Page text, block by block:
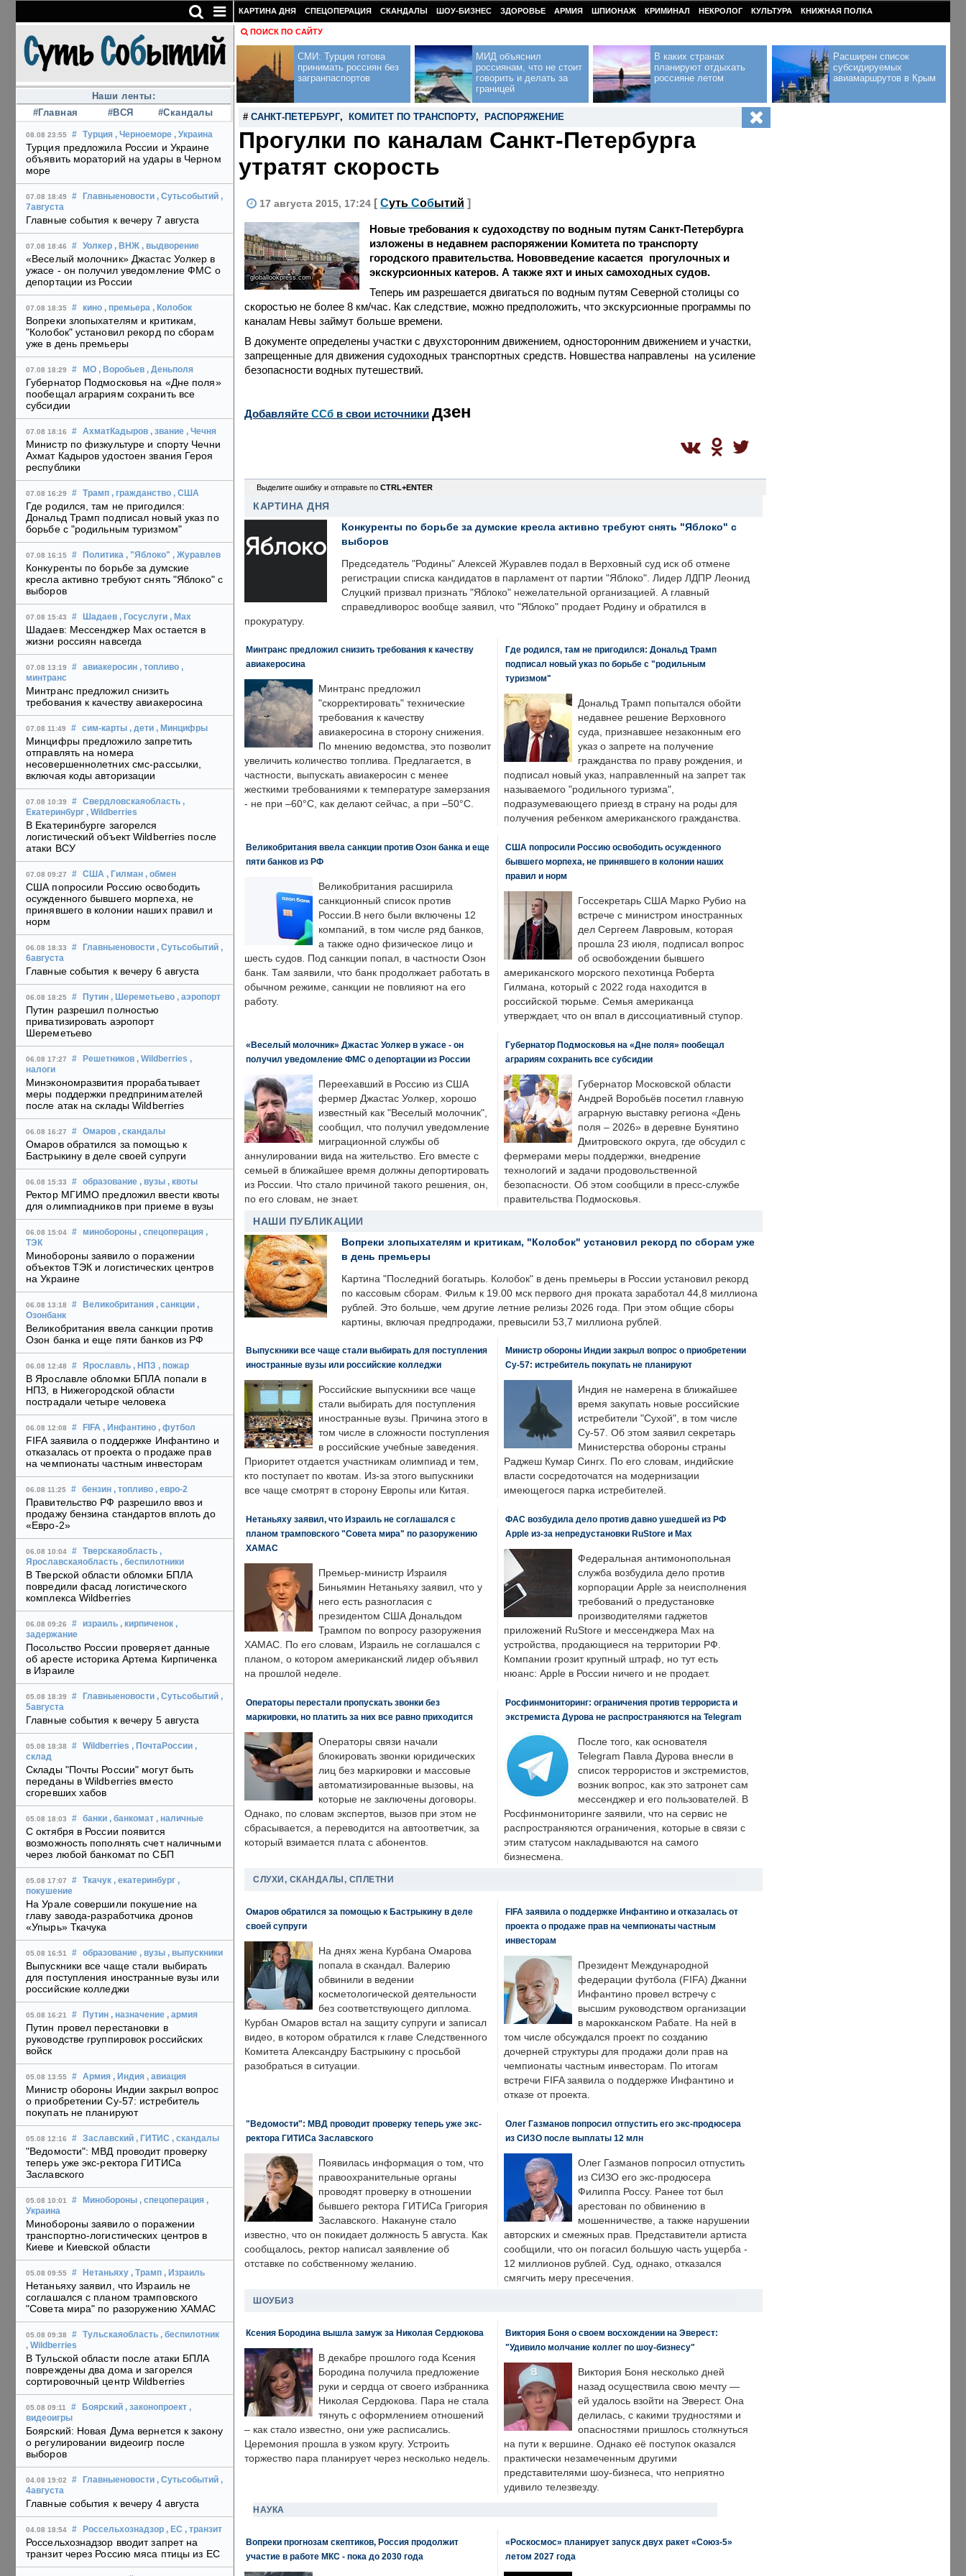
Наши ленты:
#Главная
#ВСЯ #Скандалы
08.08 23:55 # Турция , Черноеморе , Украина
Турция предложила России и Украине
объявить мораторий на удары в Черном
море
07.08 18:49 # Главныеновости , Сутьсобытий ,
7августа
Главные события к вечеру 7 августа
07.08 18:46 # Уолкер , ВНЖ , выдворение
«Веселый молочник» Джастас Уолкер в
ужасе - он получил уведомление ФМС о
депортации из России
07.08 18:35 # кино , премьера , Колобок
Вопреки злопыхателям и критикам,
"Колобок" установил рекорд по сборам
уже в день премьеры
07.08 18:29 # МО , Воробьев , Деньполя
Губернатор Подмосковья на «Дне поля»
пообещал аграриям сохранить все
субсидии
07.08 18:16 # АхматКадыров , звание , Чечня
Министр по физкультуре и спорту Чечни
Ахмат Кадыров удостоен звания Героя
республики
07.08 16:29 # Трамп , гражданство , США
Где родился, там не пригодился:
Дональд Трамп подписал новый указ по
борьбе с "родильным туризмом"
07.08 16:15 # Политика , "Яблоко" , Журавлев
Конкуренты по борьбе за думские
кресла активно требуют снять "Яблоко" с
выборов
07.08 15:43 # Шадаев , Госуслуги , Max
Шадаев: Мессенджер Max остается в
жизни россиян навсегда
07.08 13:19 # авиакеросин , топливо ,
минтранс
Минтранс предложил снизить
требования к качеству авиакеросина
07.08 11:49 # сим-карты , дети , Минцифры
Минцифры предложило запретить
отправлять на номера
несовершеннолетних смс-рассылки,
включая коды авторизации
07.08 10:39 # Свердловскаяобласть ,
Екатеринбург , Wildberries
В Екатеринбурге загорелся
логистический объект Wildberries после
атаки ВСУ
07.08 09:27 # США , Гилман , обмен
США попросили Россию освободить
осужденного бывшего морпеха, не
принявшего в колонии наших правил и
норм
06.08 18:33 # Главныеновости , Сутьсобытий ,
6августа
Главные события к вечеру 6 августа
06.08 18:25 # Путин , Шереметьево , аэропорт
Путин разрешил полностью
приватизировать аэропорт
Шереметьево
06.08 17:27 # Решетников , Wildberries ,
налоги
Минэкономразвития прорабатывает
меры поддержки предпринимателей
после атак на склады Wildberries
06.08 16:27 # Омаров , скандалы
Омаров обратился за помощью к
Бастрыкину в деле своей супруги
06.08 15:33 # образование , вузы , квоты
Ректор МГИМО предложил ввести квоты
для олимпиадников при приеме в вузы
06.08 15:04 # минобороны , спецоперация ,
ТЭК
Минобороны заявило о поражении
объектов ТЭК и логистических центров
на Украине
06.08 13:18 # Великобритания , санкции ,
Озонбанк
Великобритания ввела санкции против
Озон банка и еще пяти банков из РФ
06.08 12:48 # Ярославль , НПЗ , пожар
В Ярославле обломки БПЛА попали в
НПЗ, в Нижегородской области
пострадали четыре человека
06.08 12:08 # FIFA , Инфантино , футбол
FIFA заявила о поддержке Инфантино и
отказалась от проекта о продаже прав
на чемпионаты частным инвесторам
06.08 11:25 # бензин , топливо , евро-2
Правительство РФ разрешило ввоз и
продажу бензина стандартов вплоть до
«Евро-2»
06.08 10:04 # Тверскаяобласть ,
Ярославскаяобласть , беспилотники
В Тверской области обломки БПЛА
повредили фасад логистического
комплекса Wildberries
06.08 09:26 # израиль , кирпиченок ,
задержание
Посольство России проверяет данные
об аресте историка Артема Кирпиченка
в Израиле
05.08 18:39 # Главныеновости , Сутьсобытий ,
5августа
Главные события к вечеру 5 августа
05.08 18:38 # Wildberries , ПочтаРоссии ,
склад
Склады "Почты России" могут быть
переданы в Wildberries вместо
сгоревших хабов
05.08 18:03 # банки , банкомат , наличные
С октября в России появится
возможность пополнять счет наличными
через любой банкомат по СБП
05.08 17:07 # Ткачук , екатеринбург ,
покушение
На Урале совершили покушение на
главу завода-разработчика дронов
«Упырь» Ткачука
05.08 16:51 # образование , вузы , выпускники
Выпускники все чаще стали выбирать
для поступления иностранные вузы или
российские колледжи
05.08 16:21 # Путин , назначение , армия
Путин провел перестановки в
руководстве группировок российских
войск
05.08 13:55 # Армия , Индия , авиация
Министр обороны Индии закрыл вопрос
о приобретении Су-57: истребитель
покупать не планируют
05.08 12:16 # Заславский , ГИТИС , скандалы
"Ведомости": МВД проводит проверку
теперь уже экс-ректора ГИТИСа
Заславского
05.08 10:01 # Минобороны , спецоперация ,
Украина
Минобороны заявило о поражении
транспортно-логистических центров в
Киеве и Киевской области
05.08 09:55 # Нетаньяху , Трамп , Израиль
Нетаньяху заявил, что Израиль не
соглашался с планом трамповского
"Совета мира" по разоружению ХАМАС
05.08 09:38 # Тульскаяобласть , беспилотник
, Wildberries
В Тульской области после атаки БПЛА
повреждены два дома и загорелся
сортировочный центр Wildberries
05.08 09:11 # Боярский , законопроект ,
видеоигры
Боярский: Новая Дума вернется к закону
о регулировании видеоигр после
выборов
04.08 19:02 # Главныеновости , Сутьсобытий ,
4августа
Главные события к вечеру 4 августа
04.08 18:54 # Россельхознадзор , ЕС , транзит
Россельхознадзор вводит запрет на
транзит через Россию мяса птицы из ЕС
КАРТИНА ДНЯ СПЕЦОПЕРАЦИЯ СКАНДАЛЫ ШОУ-БИЗНЕС ЗДОРОВЬЕ АРМИЯ ШПИОНАЖ КРИМИНАЛ НЕКРОЛОГ КУЛЬТУРА КНИЖНАЯ ПОЛКА
ПОИСК ПО САЙТУ
СМИ: Турция готова
принимать россиян без
загранпаспортов
МИД объяснил
россиянам, что не стоит
говорить и делать за
границей
В каких странах
планируют отдыхать
россияне летом
Расширен список
субсидируемых
авиамаршрутов в Крым
# САНКТ-ПЕТЕРБУРГ, КОМИТЕТ ПО ТРАНСПОРТУ, РАСПОРЯЖЕНИЕ
Прогулки по каналам Санкт-Петербурга
утратят скорость
17 августа 2015, 17:24 [ Суть Событий ]
globallookpress.com
Новые требования к судоходству по водным путям Санкт-Петербурга
изложены в недавнем распоряжении Комитета по транспорту
городского правительства. Нововведение касается прогулочных и
экскурсионных катеров. А также яхт и иных самоходных судов.
Теперь им разрешается двигаться по водным путям Северной столицы со
скоростью не более 8 км/час. Как следствие, можно предположить, что экскурсионные программы по
каналам Невы займут больше времени.
В документе определены участки с двухсторонним движением, односторонним движением и участки,
запрещенные для движения судоходных транспортных средств. Новшества направлены на усиление
безопасности водных путешествий.
Добавляйте CСб в свои источники дзен
Выделите ошибку и отправьте по CTRL+ENTER
КАРТИНА ДНЯ
Конкуренты по борьбе за думские кресла активно требуют снять "Яблоко" с
выборов
Председатель "Родины" Алексей Журавлев подал в Верховный суд иск об отмене
регистрации списка кандидатов в парламент от партии "Яблоко". Лидер ЛДПР Леонид
Слуцкий призвал признать "Яблоко" нежелательной организацией. А главный
справедливорос вообще заявил, что "Яблоко" продает Родину и обратился в
прокуратуру.
Минтранс предложил снизить требования к качеству
авиакеросина
Минтранс предложил
"скорректировать" технические
требования к качеству
авиакеросина в сторону снижения.
По мнению ведомства, это позволит
увеличить количество топлива. Предлагается, в
частности, выпускать авиакеросин с менее
жесткими требованиями к температуре замерзания
- не при –60°C, как делают сейчас, а при –50°C.
Где родился, там не пригодился: Дональд Трамп
подписал новый указ по борьбе с "родильным
туризмом"
Дональд Трамп попытался обойти
недавнее решение Верховного
суда, признавшее незаконным его
указ о запрете на получение
гражданства по праву рождения, и
подписал новый указ, направленный на запрет так
называемого "родильного туризма",
подразумевающего приезд в страну на роды для
получения ребенком американского гражданства.
Великобритания ввела санкции против Озон банка и еще
пяти банков из РФ
Великобритания расширила
санкционный список против
России.В него были включены 12
компаний, в том числе ряд банков,
а также одно физическое лицо и
шесть судов. Под санкции попал, в частности Озон
банк. Там заявили, что банк продолжает работать в
обычном режиме, санкции не повлияют на его
работу.
США попросили Россию освободить осужденного
бывшего морпеха, не принявшего в колонии наших
правил и норм
Госсекретарь США Марко Рубио на
встрече с министром иностранных
дел Сергеем Лавровым, которая
прошла 23 июля, подписал вопрос
об освобождении бывшего
американского морского пехотинца Роберта
Гилмана, который с 2022 года находится в
российской тюрьме. Семья американца
утверждает, что он впал в диссоциативный ступор.
«Веселый молочник» Джастас Уолкер в ужасе - он
получил уведомление ФМС о депортации из России
Переехавший в Россию из США
фермер Джастас Уолкер, хорошо
известный как "Веселый молочник",
сообщил, что получил уведомление
миграционной службы об
аннулировании вида на жительство. Его вместе с
семьей в ближайшее время должны депортировать
из России. Что стало причиной такого решения, он,
по его словам, не знает.
Губернатор Подмосковья на «Дне поля» пообещал
аграриям сохранить все субсидии
Губернатор Московской области
Андрей Воробьёв посетил главную
аграрную выставку региона «День
поля – 2026» в деревне Бунятино
Дмитровского округа, где обсудил с
фермерами меры поддержки, внедрение
технологий и задачи продовольственной
безопасности. Об этом сообщили в пресс-службе
правительства Подмосковья.
НАШИ ПУБЛИКАЦИИ
Вопреки злопыхателям и критикам, "Колобок" установил рекорд по сборам уже
в день премьеры
Картина "Последний богатырь. Колобок" в день премьеры в России установил рекорд
по кассовым сборам. Фильм к 19.00 мск первого дня проката заработал 44,8 миллиона
рублей. Это больше, чем другие летние релизы 2026 года. При этом общие сборы
картины, включая предпродажи, превысили 53,7 миллиона рублей.
Выпускники все чаще стали выбирать для поступления
иностранные вузы или российские колледжи
Российские выпускники все чаще
стали выбирать для поступления
иностранные вузы. Причина этого в
том числе в сложности поступления
в российские учебные заведения.
Приоритет отдается участникам олимпиад и тем,
кто поступает по квотам. Из-за этого выпускники
все чаще смотрят в сторону Европы или Китая.
Министр обороны Индии закрыл вопрос о приобретении
Су-57: истребитель покупать не планируют
Индия не намерена в ближайшее
время закупать новые российские
истребители "Сухой", в том числе
Су-57. Об этом заявил секретарь
Министерства обороны страны
Раджеш Кумар Сингх. По его словам, индийские
власти сосредоточатся на модернизации
имеющегося парка истребителей.
Нетаньяху заявил, что Израиль не соглашался с
планом трамповского "Совета мира" по разоружению
ХАМАС
Премьер-министр Израиля
Биньямин Нетаньяху заявил, что у
него есть разногласия с
президентом США Дональдом
Трампом по вопросу разоружения
ХАМАС. По его словам, Израиль не соглашался с
планом, о котором американский лидер объявил
на прошлой неделе.
ФАС возбудила дело против давно ушедшей из РФ
Apple из-за непредустановки RuStore и Max
Федеральная антимонопольная
служба возбудила дело против
корпорации Apple за неисполнения
требований о предустановке
производителями гаджетов
приложений RuStore и мессенджера Max на
устройства, продающиеся на территории РФ.
Компании грозит крупный штраф, но тут есть
нюанс: Apple в России ничего и не продает.
Операторы перестали пропускать звонки без
маркировки, но платить за них все равно приходится
Операторы связи начали
блокировать звонки юридических
лиц без маркировки и массовые
автоматизированные вызовы, на
которые не заключены договоры.
Однако, по словам экспертов, вызов при этом не
сбрасывается, а переводится на автоответчик, за
который взимается плата с абонентов.
Росфинмониторинг: ограничения против террориста и
экстремиста Дурова не распространяются на Telegram
После того, как основателя
Telegram Павла Дурова внесли в
список террористов и экстремистов,
возник вопрос, как это затронет сам
мессенджер и его пользователей. В
Росфинмониторинге заявили, что на сервис не
распространяются ограничения, которые в связи с
этим статусом накладываются на самого
бизнесмена.
СЛУХИ, СКАНДАЛЫ, СПЛЕТНИ
Омаров обратился за помощью к Бастрыкину в деле
своей супруги
На днях жена Курбана Омарова
попала в скандал. Валерию
обвинили в ведении
косметологической деятельности
без соответствующего диплома.
Курбан Омаров встал на защиту супруги и записал
видео, в котором обратился к главе Следственного
Комитета Александру Бастрыкину с просьбой
разобраться в ситуации.
FIFA заявила о поддержке Инфантино и отказалась от
проекта о продаже прав на чемпионаты частным
инвесторам
Президент Международной
федерации футбола (FIFA) Джанни
Инфантино провел встречу с
высшим руководством организации
в марокканском Рабате. На ней в
том числе обсуждался проект по созданию
дочерней структуры для продажи доли прав на
чемпионаты частным инвесторам. По итогам
встречи FIFA заявила о поддержке Инфантино и
отказе от проекта.
"Ведомости": МВД проводит проверку теперь уже экс-
ректора ГИТИСа Заславского
Появилась информация о том, что
правоохранительные органы
проводят проверку в отношении
бывшего ректора ГИТИСа Григория
Заславского. Накануне стало
известно, что он покидает должность 5 августа. Как
сообщалось, ректор написал заявление об
отставке по собственному желанию.
Олег Газманов попросил отпустить его экс-продюсера
из СИЗО после выплаты 12 млн
Олег Газманов попросил отпустить
из СИЗО его экс-продюсера
Филиппа Россу. Ранее тот был
арестован по обвинению в
мошенничестве, а также нарушении
авторских и смежных прав. Представители артиста
сообщили, что он погасил большую часть ущерба -
12 миллионов рублей. Суд, однако, отказался
смягчить меру пресечения.
ШОУБИЗ
Ксения Бородина вышла замуж за Николая Сердюкова
В декабре прошлого года Ксения
Бородина получила предложение
руки и сердца от своего избранника
Николая Сердюкова. Пара не стала
тянуть с оформлением отношений
– как стало известно, они уже расписались.
Церемония прошла в узком кругу. Устроить
торжество пара планирует через несколько недель.
Виктория Боня о своем восхождении на Эверест:
"Удивило молчание коллег по шоу-бизнесу"
Виктория Боня несколько дней
назад осуществила свою мечту —
ей удалось взойти на Эверест. Она
делилась, с какими трудностями и
опасностями пришлось столкнуться
на пути к вершине. Однако её поступок оказался
практически незамеченным другими
представителями шоу-бизнеса, что неприятно
удивило телезвезду.
НАУКА
Вопреки прогнозам скептиков, Россия продолжит
участие в работе МКС - пока до 2030 года
«Роскосмос» планирует запуск двух ракет «Союз-5»
летом 2027 года